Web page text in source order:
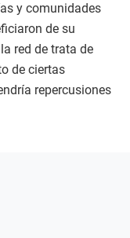
y comunidades
de su
red de trata de
de ciertas
repercusiones